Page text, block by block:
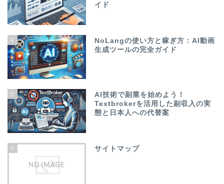
イド
4
NoLangの使い方と稼ぎ方：AI動画
生成ツールの完全ガイド
5
AI技術で副業を始めよう！
Textbrokerを活用した副収入の実
態と日本人への代替案
6 サイトマップ